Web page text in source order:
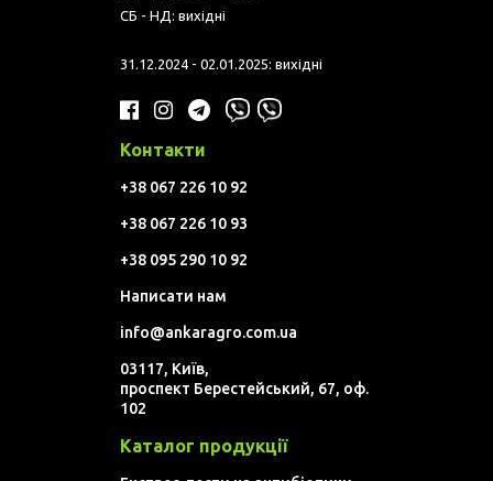
СБ - НД: вихідні
31.12.2024 - 02.01.2025: вихідні
Контакти
+38 067 226 10 92
+38 067 226 10 93
+38 095 290 10 92
Написати нам
info@ankaragro.com.ua
03117, Київ,
проспект Берестейський, 67, оф.
102
Каталог продукції